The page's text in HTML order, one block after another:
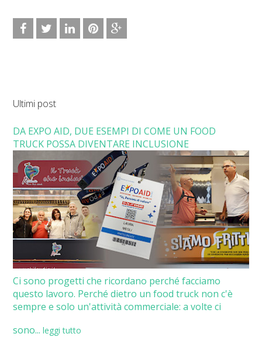
Ultimi post
DA EXPO AID, DUE ESEMPI DI COME UN FOOD
TRUCK POSSA DIVENTARE INCLUSIONE
Ci sono progetti che ricordano perché facciamo
questo lavoro. Perché dietro un food truck non c'è
sempre e solo un'attività commerciale: a volte ci
sono... leggi tutto